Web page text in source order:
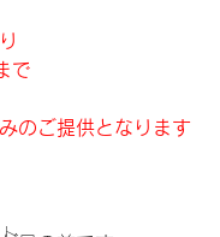
で
のご提供となります